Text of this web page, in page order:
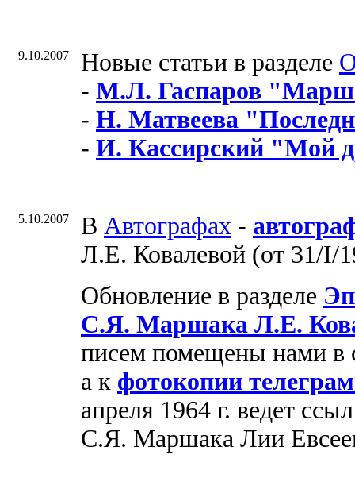
9.10.2007 Новые статьи в разделе
- М.Л. Гаспаров
- Н. Матвеева
- И. Кассирский "Мой
5.10.2007 В Автографах -
Л.Е. Ковалевой (от 31/I/
Обновление в разделе
С.Я. Маршака Л.Е.
писем помещены нами в
а к фотокопии
апреля 1964 г. ведет
С.Я. Маршака Лии